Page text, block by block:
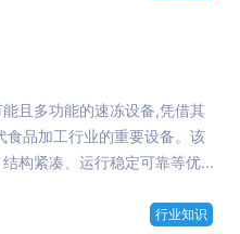
且多功能的速冻设备,凭借其
食品加工行业的重要设备。该
构紧凑、运行稳定可靠等优...
行业知识